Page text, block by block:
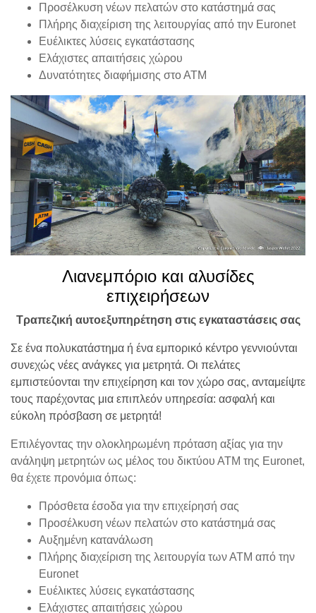
Προσέλκυση νέων πελατών στο κατάστημά σας
Πλήρης διαχείριση της λειτουργίας από την Euronet
Ευέλικτες λύσεις εγκατάστασης
Ελάχιστες απαιτήσεις χώρου
Δυνατότητες διαφήμισης στο ΑΤΜ
Λιανεμπόριο και αλυσίδες
επιχειρήσεων
Τραπεζική αυτοεξυπηρέτηση στις εγκαταστάσεις σας
Σε ένα πολυκατάστημα ή ένα εμπορικό κέντρο γεννιούνται
συνεχώς νέες ανάγκες για μετρητά. Οι πελάτες
εμπιστεύονται την επιχείρηση και τον χώρο σας, ανταμείψτε
τους παρέχοντας μια επιπλεόν υπηρεσία: ασφαλή και
εύκολη πρόσβαση σε μετρητά!
Επιλέγοντας την ολοκληρωμένη πρόταση αξίας για την
ανάληψη μετρητών ως μέλος του δικτύου ΑΤΜ της Euronet,
θα έχετε προνόμια όπως:
Πρόσθετα έσοδα για την επιχείρησή σας
Προσέλκυση νέων πελατών στο κατάστημά σας
Αυξημένη κατανάλωση
Πλήρης διαχείριση της λειτουργία των ΑΤΜ από την
Euronet
Ευέλικτες λύσεις εγκατάστασης
Ελάχιστες απαιτήσεις χώρου